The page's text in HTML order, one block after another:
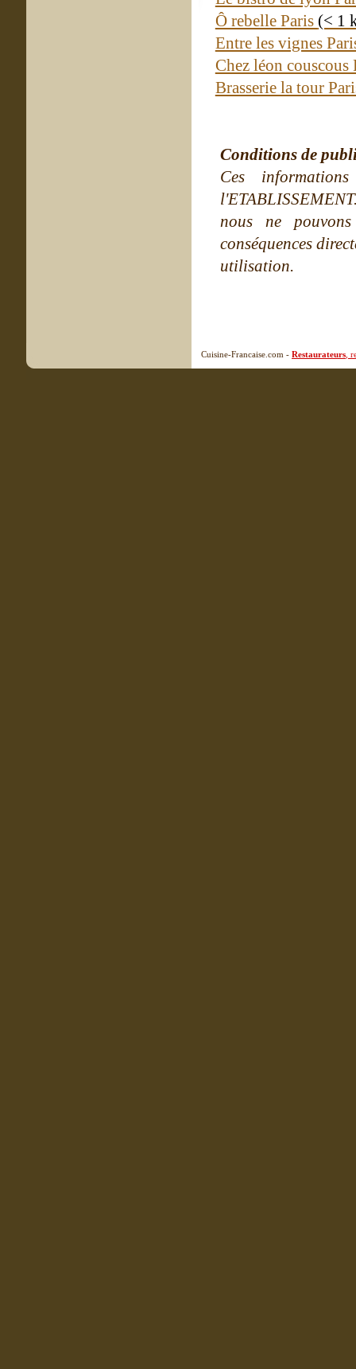
Ô rebelle Paris (< 1
Entre les vignes
Chez léon couscous
Brasserie la tour
Conditions de
Ces
nous ne
conséquences
utilisation.
Cuisine-Francaise.com - Restaurateurs ,